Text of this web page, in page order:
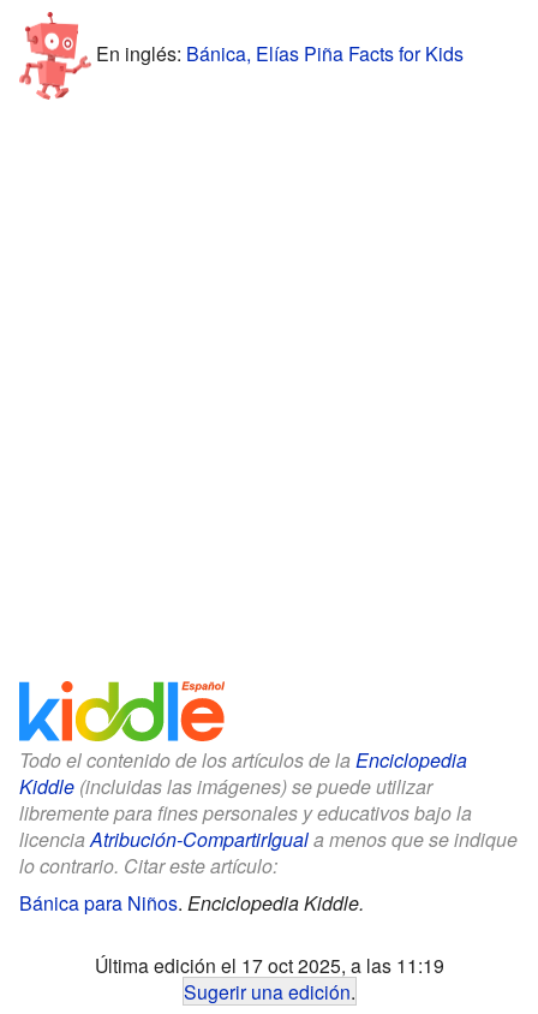
En inglés: Bánica, Elías Piña Facts for Kids
Todo el contenido de los artículos de la Enciclopedia
Kiddle (incluidas las imágenes) se puede utilizar
libremente para fines personales y educativos bajo la
licenciaAtribución-CompartirIguala menos que se indique
lo contrario. Citar este artículo:
Bánica para Niños. Enciclopedia Kiddle.
Última edición el 17 oct 2025, a las 11:19
Sugerir una edición.